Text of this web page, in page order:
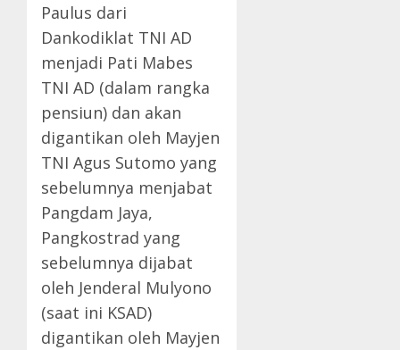
Paulus dari
Dankodiklat TNI AD
menjadi Pati Mabes
TNI AD (dalam rangka
pensiun) dan akan
digantikan oleh Mayjen
TNI Agus Sutomo yang
sebelumnya menjabat
Pangdam Jaya,
Pangkostrad yang
sebelumnya dijabat
oleh Jenderal Mulyono
(saat ini KSAD)
digantikan oleh Mayjen